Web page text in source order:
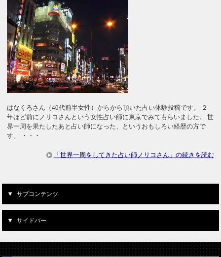
はなくろさん（40代前半女性）からから頂いた占い体験投稿です。 ２
年ほど前にノリコさんという女性占い師に東京でみてもらいました。 世
界一周を果たしたあと占い師になった、というおもしろい経歴の方で
す。 ・・・
「世界一周をしてきた占い師ノリコさん」の続きを読む
サブコンテンツ
サイドバー